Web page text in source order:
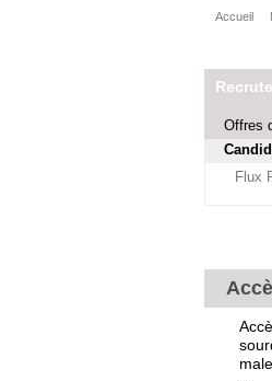
Accueil
Offres
Flux